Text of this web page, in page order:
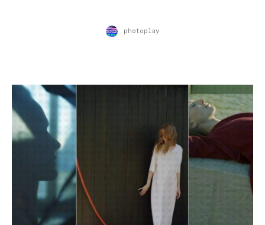
photoplay